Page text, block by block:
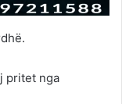
pritet nga